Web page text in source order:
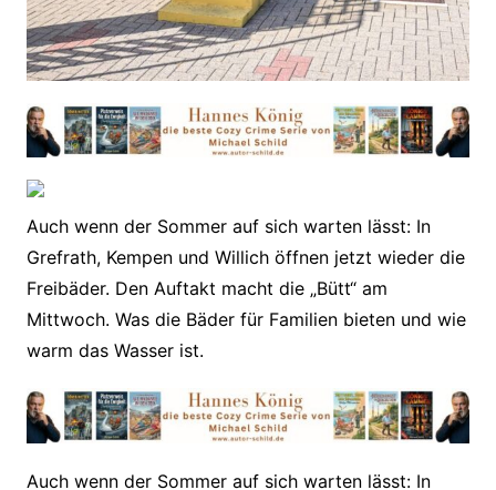
Auch wenn der Sommer auf sich warten lässt: In
Grefrath, Kempen und Willich öffnen jetzt wieder die
Freibäder. Den Auftakt macht die „Bütt“ am
Mittwoch. Was die Bäder für Familien bieten und wie
warm das Wasser ist.
​Auch wenn der Sommer auf sich warten lässt: In